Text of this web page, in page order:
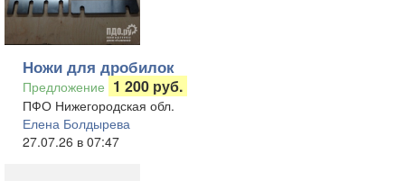
Ножи для дробилок
Предложение 1 200 руб.
ПФО Нижегородская обл.
Елена Болдырева
27.07.26 в 07:47